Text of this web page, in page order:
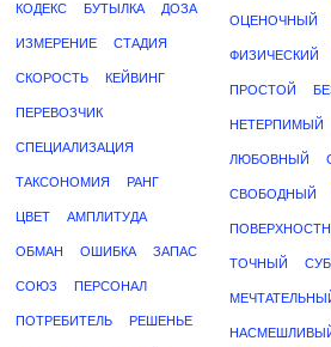
КОДЕКС БУТЫЛКА ДОЗА
ИЗМЕРЕНИЕ СТАДИЯ
СКОРОСТЬ КЕЙВИНГ
ПЕРЕВОЗЧИК
СПЕЦИАЛИЗАЦИЯ
ТАКСОНОМИЯ РАНГ
ЦВЕТ АМПЛИТУДА
ОБМАН ОШИБКА ЗАПАС
СОЮЗ ПЕРСОНАЛ
ПОТРЕБИТЕЛЬ РЕШЕНЬЕ
ОЦЕНОЧНЫЙ
ФИЗИЧЕСКИЙ
ПРОСТОЙ
НЕТЕРПИМЫЙ
ЛЮБОВНЫЙ
СВОБОДНЫЙ
ТОЧНЫЙ